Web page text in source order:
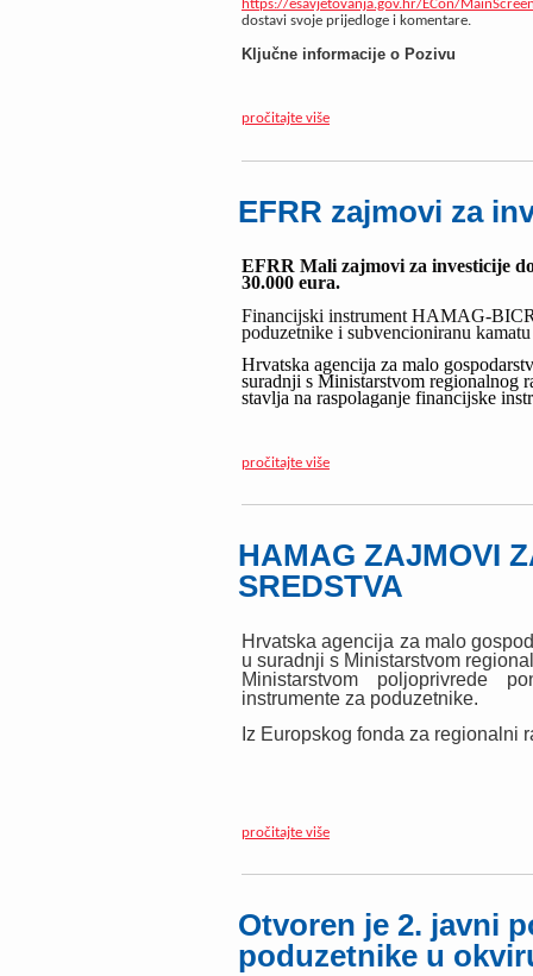
https://esavjetovanja.gov.hr/ECon/
dostavi svoje prijedloge i komentare.
Ključne informacije o Pozivu
pročitajte više
EFRR zajmovi za
EFRR Mali zajmovi za investicije
30.000 eura.
Financijski instrument HAMAG-
poduzetnike i subvencioniranu
Hrvatska agencija za malo
suradnji s Ministarstvom regionalnog
stavlja na raspolaganje financijske
pročitajte više
HAMAG ZAJMOVI
SREDSTVA
Hrvatska agencija za malo
u suradnji s Ministarstvom
Ministarstvom poljoprivrede
instrumente za poduzetnike.
Iz Europskog fonda za regionalni
pročitajte više
Otvoren je 2. javni
poduzetnike u